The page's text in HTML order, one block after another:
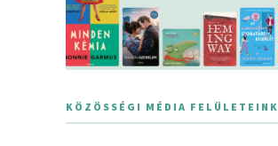
KÖZÖSSÉGI MÉDIA FELÜLETEINK